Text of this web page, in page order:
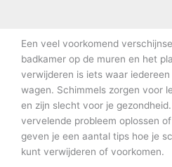
Een veel voorkomend
badkamer op de muren en het
verwijderen is iets waar
wagen. Schimmels zorgen voor
en zijn slecht voor je
vervelende probleem oplossen
geven je een aantal tips hoe je
kunt verwijderen of voorkomen.